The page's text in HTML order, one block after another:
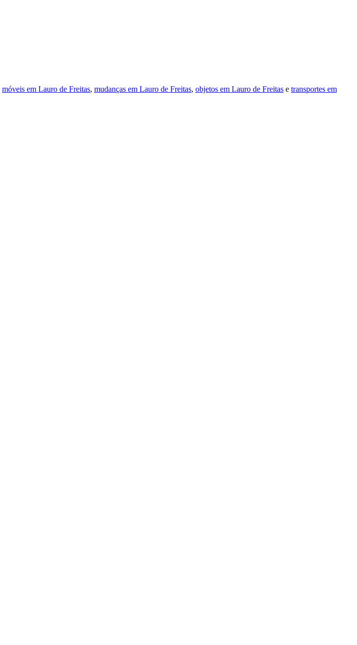
móveis em Lauro de Freitas, mudanças em Lauro de Freitas, objetos em Lauro de Freitas e transportes em